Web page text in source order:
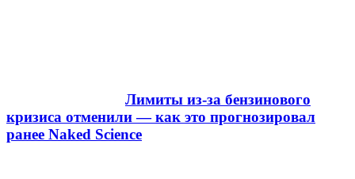
Лимиты из-за бензинового
кризиса отменили — как это прогнозировал
ранее Naked Science